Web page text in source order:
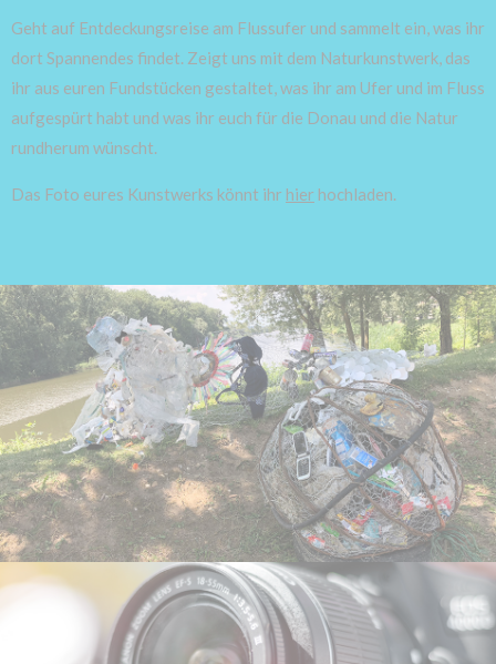
Geht auf Entdeckungsreise am Flussufer und sammelt ein, was ihr
dort Spannendes findet. Zeigt uns mit dem Naturkunstwerk, das
ihr aus euren Fundstücken gestaltet, was ihr am Ufer und im Fluss
aufgespürt habt und was ihr euch für die Donau und die Natur
rundherum wünscht.
Das Foto eures Kunstwerks könnt ihr hier hochladen.